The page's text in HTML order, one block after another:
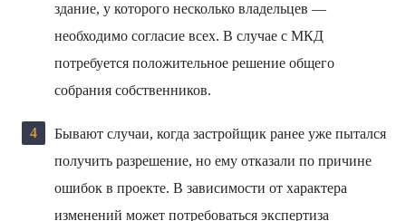
здание, у которого несколько владельцев —
необходимо согласие всех. В случае с МКД
потребуется положительное решение общего
собрания собственников.
Бывают случаи, когда застройщик ранее уже пытался
получить разрешение, но ему отказали по причине
ошибок в проекте. В зависимости от характера
изменений может потребоваться экспертиза